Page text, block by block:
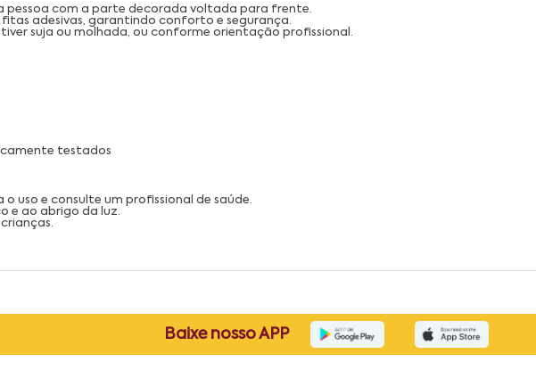
pessoa com a parte decorada voltada para frente.
fitas adesivas, garantindo conforto e segurança.
suja ou molhada, ou conforme orientação profissional.
testados
o uso e consulte um profissional de saúde.
e ao abrigo da luz.
Baixe nosso APP